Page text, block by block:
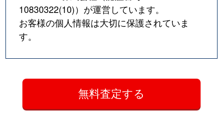
10830322(10)）が運営しています。
お客様の個人情報は大切に保護されていま
す。